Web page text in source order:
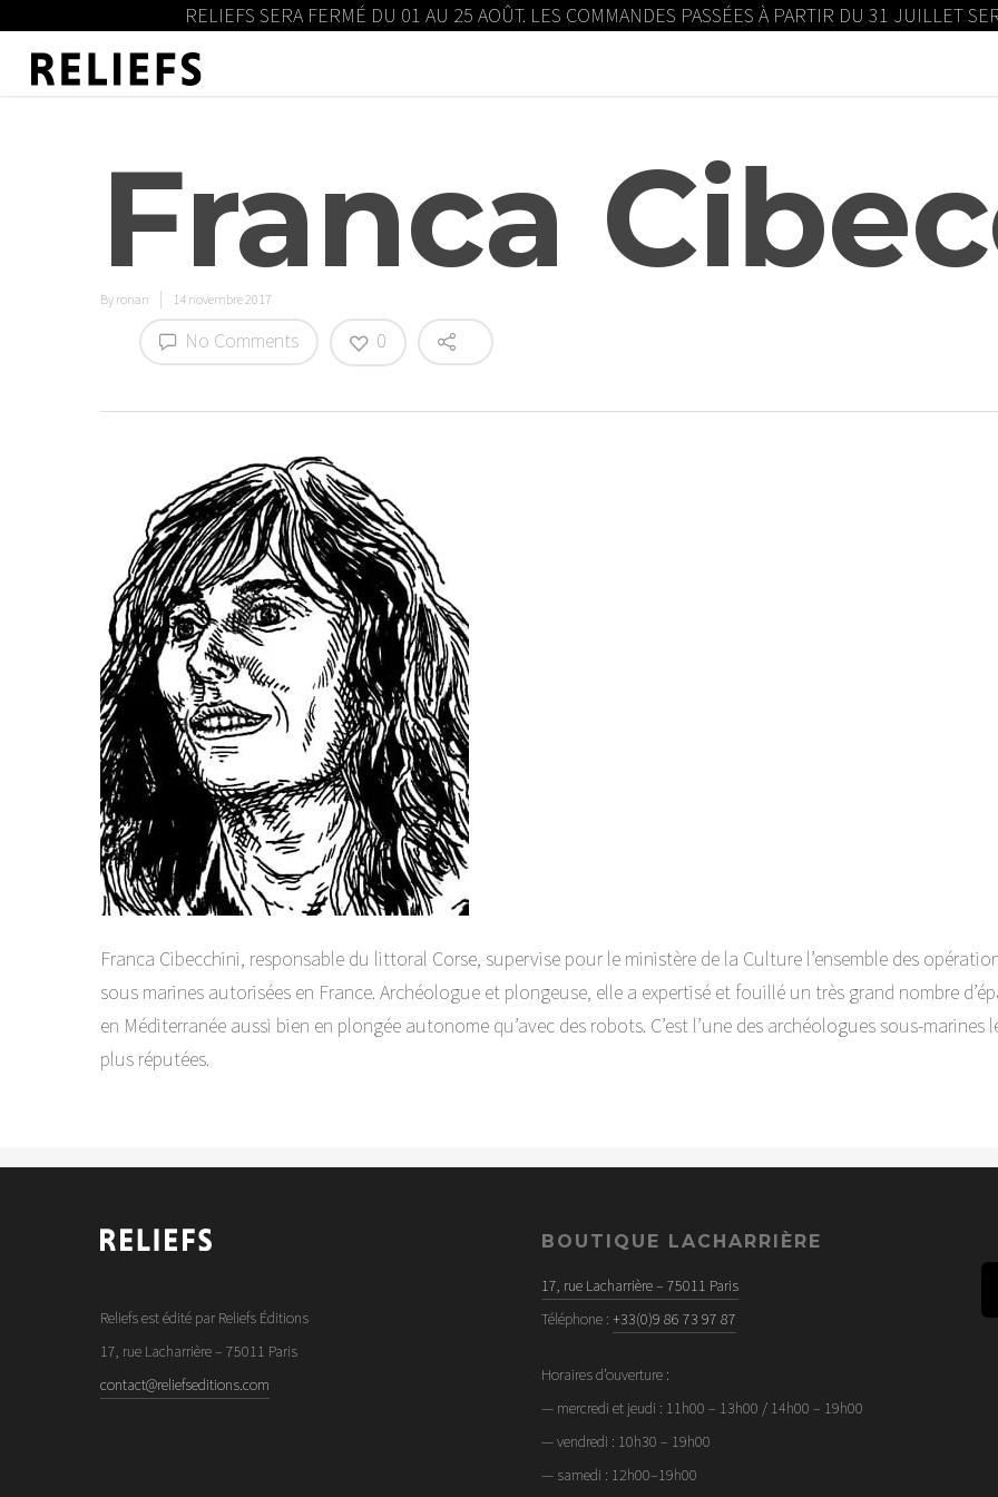
RELIEFS SERA FERMÉ DU 01 AU 25 AOÛT. LES COMMANDES PASSÉES À PARTIR DU 31 JUILLET
Franca
By ronan 14 novembre 2017
No Comments 0
Franca Cibecchini, responsable du littoral Corse, supervise pour le ministère de la Culture l’ensemble des
sous marines autorisées en France. Archéologue et plongeuse, elle a expertisé et fouillé un très grand nombre
en Méditerranée aussi bien en plongée autonome qu’avec des robots. C’est l’une des archéologues sous-marines
plus réputées.
Reliefs est édité par Reliefs Éditions
17, rue Lacharrière – 75011 Paris
contact@reliefseditions.com
BOUTIQUE LACHARRIÈRE
17, rue Lacharrière – 75011 Paris
Téléphone : +33(0)9 86 73 97 87
Horaires d’ouverture :
— mercredi et jeudi : 11h00 – 13h00 / 14h00 – 19h00
— vendredi : 10h30 – 19h00
— samedi : 12h00–19h00